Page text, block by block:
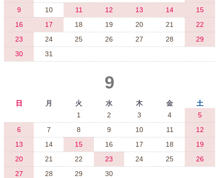
9
10 11 12 13 14
15
16
17 18 19 20 21
22
23
24 25 26 27 28
29
30
31
9
日 月 火 水 木 金
土
1
2 3 4
5
6
7 8 9 10 11
12
13
14 15 16 17 18
19
20
21 22 23 24 25
26
27
28 29 30